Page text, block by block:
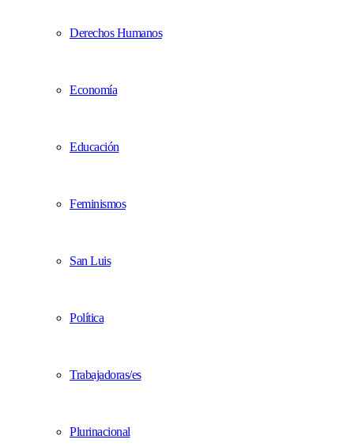
Derechos Humanos
Economía
Educación
Feminismos
San Luis
Política
Trabajadoras/es
Plurinacional